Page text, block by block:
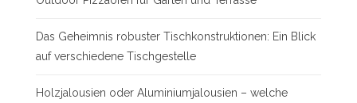
Das Geheimnis robuster Tischkonstruktionen: Ein Blick
auf verschiedene Tischgestelle
Holzjalousien oder Aluminiumjalousien – welche